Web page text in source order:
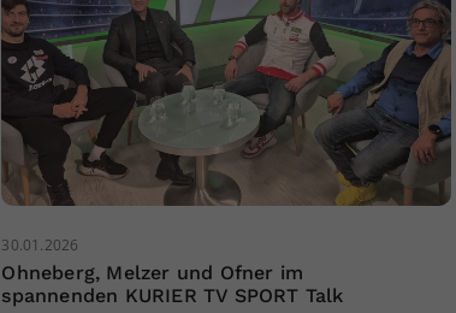
30.01.2026
Ohneberg, Melzer und Ofner im
spannenden KURIER TV SPORT Talk